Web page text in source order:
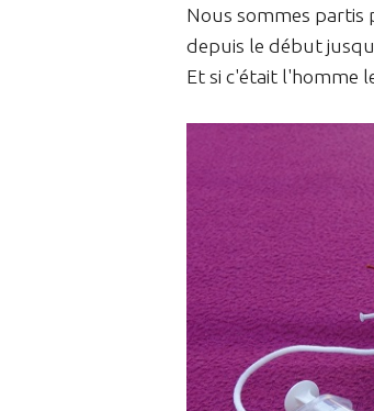
Nous sommes partis
depuis le début
Et si c'était l'homme